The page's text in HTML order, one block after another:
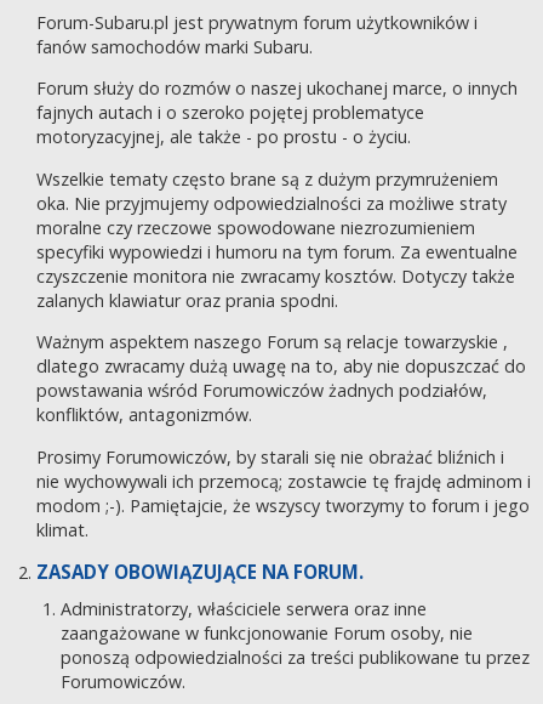
Forum-Subaru.pl jest prywatnym forum użytkowników i
fanów samochodów marki Subaru.
Forum służy do rozmów o naszej ukochanej marce, o innych
fajnych autach i o szeroko pojętej problematyce
motoryzacyjnej, ale także - po prostu - o życiu.
Wszelkie tematy często brane są z dużym przymrużeniem
oka. Nie przyjmujemy odpowiedzialności za możliwe straty
moralne czy rzeczowe spowodowane niezrozumieniem
specyfiki wypowiedzi i humoru na tym forum. Za ewentualne
czyszczenie monitora nie zwracamy kosztów. Dotyczy także
zalanych klawiatur oraz prania spodni.
Ważnym aspektem naszego Forum są relacje towarzyskie ,
dlatego zwracamy dużą uwagę na to, aby nie dopuszczać do
powstawania wśród Forumowiczów żadnych podziałów,
konfliktów, antagonizmów.
Prosimy Forumowiczów, by starali się nie obrażać bliźnich i
nie wychowywali ich przemocą; zostawcie tę frajdę adminom i
modom ;-). Pamiętajcie, że wszyscy tworzymy to forum i jego
klimat.
ZASADY OBOWIĄZUJĄCE NA FORUM.
Administratorzy, właściciele serwera oraz inne
zaangażowane w funkcjonowanie Forum osoby, nie
ponoszą odpowiedzialności za treści publikowane tu przez
Forumowiczów.